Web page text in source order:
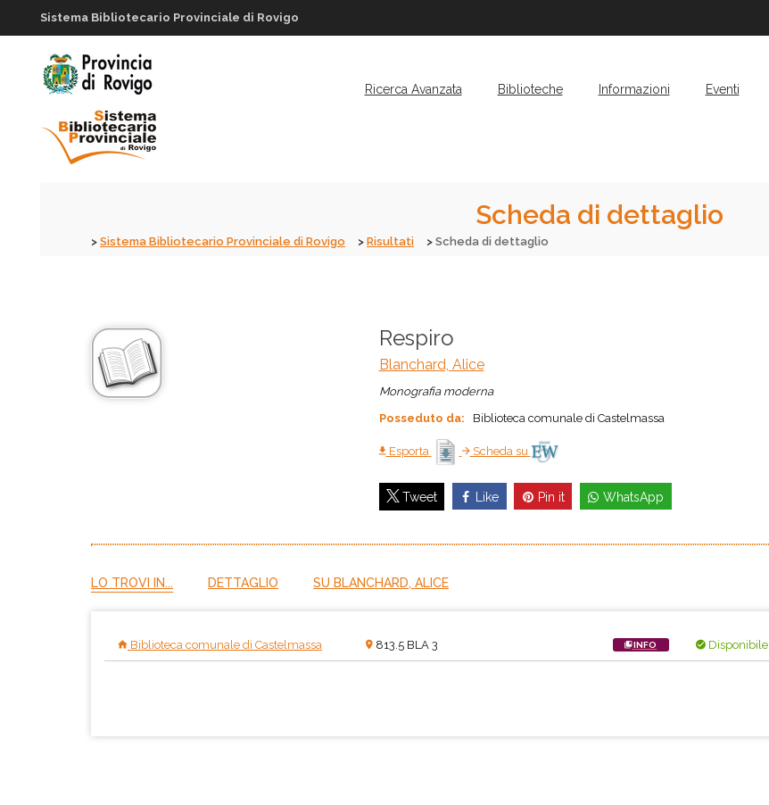
Sistema Bibliotecario Provinciale di Rovigo
Ricerca Avanzata Biblioteche Informazioni Eventi
Scheda di dettaglio
Sistema Bibliotecario Provinciale di Rovigo Risultati Scheda di dettaglio
Respiro
Blanchard, Alice
Monografia moderna
Posseduto da:
Biblioteca comunale di Castelmassa
Esporta Scheda su
Tweet Like Pin it WhatsApp
LO TROVI IN... DETTAGLIO SU BLANCHARD, ALICE
Biblioteca comunale di Castelmassa 813.5 BLA 3 INFO Disponibile